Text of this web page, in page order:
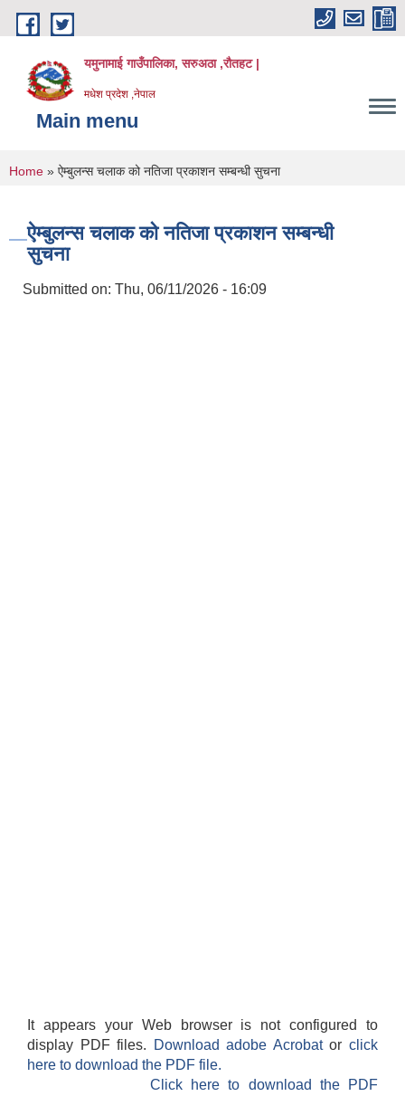
Skip to main content
यमुनामाई गाउँपालिका, सरुअठा ,रौतहट |
मधेश प्रदेश ,नेपाल
Main menu
You are here
Home » ऐम्बुलन्स चलाक को नतिजा प्रकाशन सम्बन्धी सुचना
ऐम्बुलन्स चलाक को नतिजा प्रकाशन सम्बन्धी
सुचना
Submitted on: Thu, 06/11/2026 - 16:09
It appears your Web browser is not configured to
display PDF files.
Download adobe Acrobatorclick
here to download the PDF file.
Click here to download the PDF